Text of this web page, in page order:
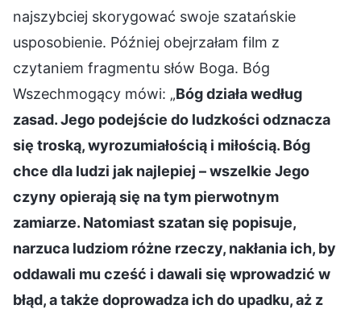
najszybciej skorygować swoje szatańskie
usposobienie. Później obejrzałam film z
czytaniem fragmentu słów Boga. Bóg
Wszechmogący mówi: „Bóg działa według
zasad. Jego podejście do ludzkości odznacza
się troską, wyrozumiałością i miłością. Bóg
chce dla ludzi jak najlepiej – wszelkie Jego
czyny opierają się na tym pierwotnym
zamiarze. Natomiast szatan się popisuje,
narzuca ludziom różne rzeczy, nakłania ich, by
oddawali mu cześć i dawali się wprowadzić w
błąd, a także doprowadza ich do upadku, aż z